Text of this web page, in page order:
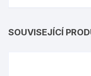
SOUVISEJÍCÍ